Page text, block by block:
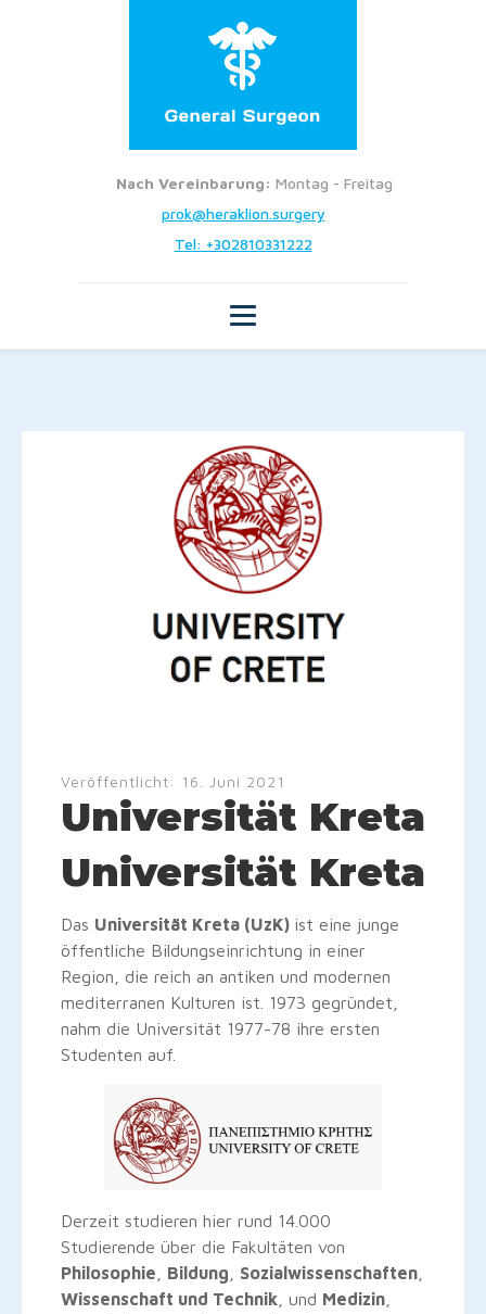
Nach Vereinbarung: Montag - Freitag
prok@heraklion.surgery
Tel: +302810331222
Veröffentlicht: 16. Juni 2021
Universität Kreta
Universität Kreta
Das Universität Kreta (UzK) ist eine junge
öffentliche Bildungseinrichtung in einer
Region, die reich an antiken und modernen
mediterranen Kulturen ist. 1973 gegründet,
nahm die Universität 1977-78 ihre ersten
Studenten auf.
Derzeit studieren hier rund 14.000
Studierende über die Fakultäten von
Philosophie
Bildung Sozialwissenschaften
Wissenschaft und Technik , und Medizin